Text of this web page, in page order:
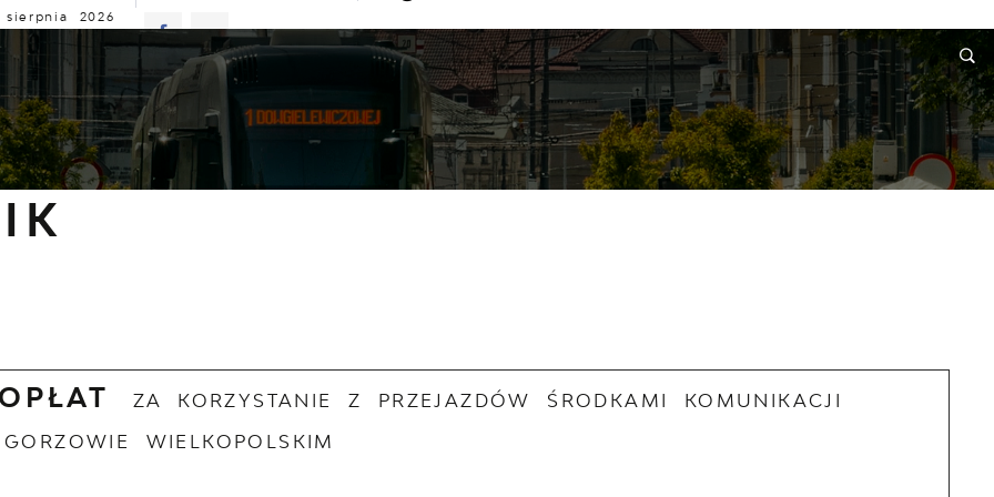
2026
21°C KOMUNIKATY NASZA OFERTA INFORMACJE WNIOSKI I REKLAMACJE KONTAKT
Cennik
ZA KORZYSTANIE Z PRZEJAZDÓW ŚRODKAMI KOMUNIKACJI
WIELKOPOLSKIM